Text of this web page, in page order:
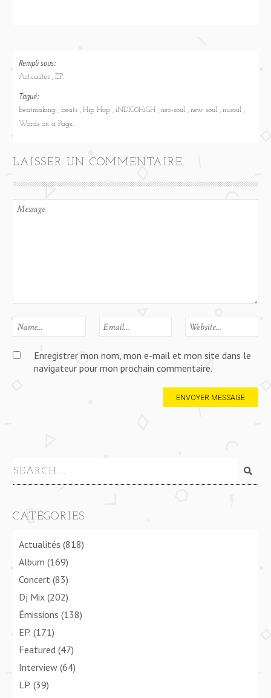
Rempli sous:
Actualités EP.
Tagué:
beatmaking beats Hip Hop iNDIG0HiGH neo-soul new soul
nusoul
Words on a Page​.​.​.
LAISSER UN COMMENTAIRE
Enregistrer mon nom, mon e-mail et mon site dans le
navigateur pour mon prochain commentaire.
CATÉGORIES
Actualités (818)
Album (169)
Concert (83)
Dj Mix (202)
Émissions (138)
EP. (171)
Featured (47)
Interview (64)
LP. (39)